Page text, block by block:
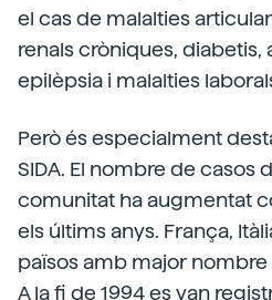
el cas de malalties
renals cròniques, diabetis,
epilèpsia i malalties
Però és especialment
SIDA. El nombre de casos
comunitat ha augmentat
els últims anys. França,
països amb major nombre
A la fi de 1994 es van